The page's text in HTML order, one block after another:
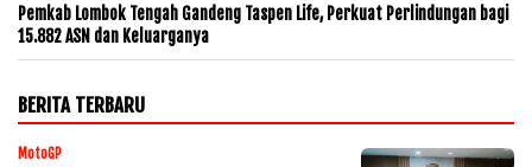
Pemkab Lombok Tengah Gandeng Taspen Life, Perkuat Perlindungan bagi
15.882 ASN dan Keluarganya
BERITA TERBARU
MotoGP